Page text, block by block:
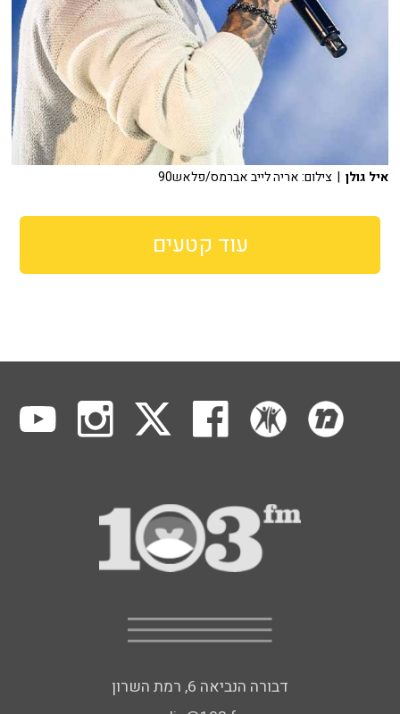
איל גולן | צילום: אריה לייב אברמס/פלאש90
עוד קטעים
דבורה הנביאה 6, רמת השרון